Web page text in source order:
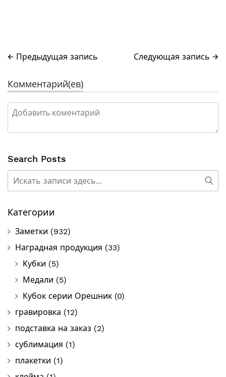
← Предыдущая запись Следующая запись →
Комментарий(ев)
Search Posts
Категории
Заметки (932)
Наградная продукция (33)
Кубки (5)
Медали (5)
Кубок серии Орешник (0)
гравировка (12)
подставка на заказ (2)
сублимация (1)
плакетки (1)